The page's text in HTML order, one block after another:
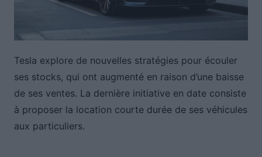
Tesla explore de nouvelles stratégies pour écouler
ses stocks, qui ont augmenté en raison d’une baisse
de ses ventes. La dernière initiative en date consiste
à proposer la location courte durée de ses véhicules
aux particuliers.